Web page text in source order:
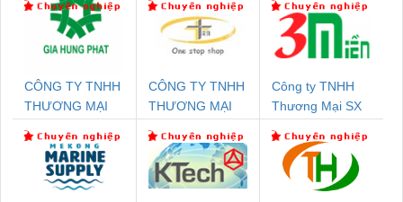
CÔNG TY TNHH
THƯƠNG MẠI
THUẬT ĐIỆN CƠ
GIA HƯNG PHÁT
CÔNG TY TNHH
THƯƠNG MẠI
NAM
Công ty TNHH
Thương Mại SX